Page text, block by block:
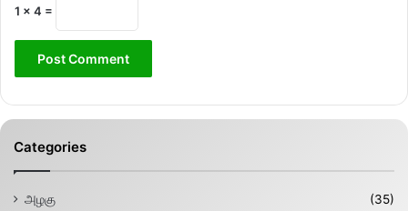
1 × 4 =
Categories
அழகு
(35)